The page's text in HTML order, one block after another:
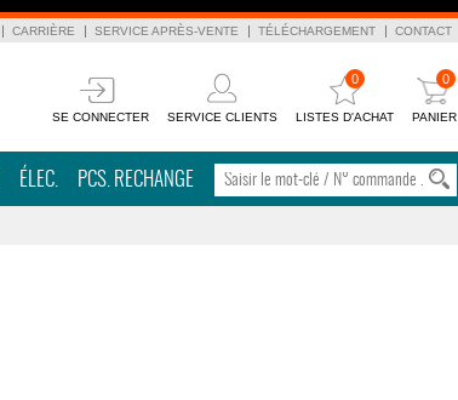
CARRIÈRE SERVICE APRÈS-VENTE TÉLÉCHARGEMENT CONTACT
SE CONNECTER SERVICE CLIENTS
0
LISTES D'ACHAT
0
PANIER
ÉLEC. PCS. RECHANGE